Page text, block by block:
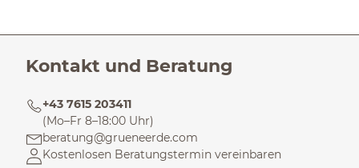
Kontakt und Beratung
+43 7615 203411
(Mo–Fr 8–18:00 Uhr)
beratung@grueneerde.com
Kostenlosen Beratungstermin vereinbaren